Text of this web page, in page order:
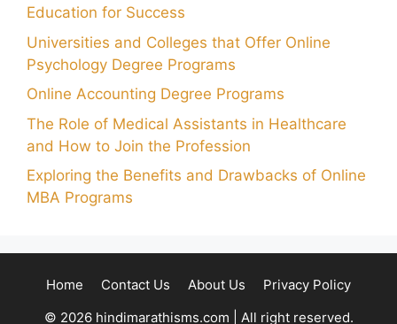
Education for Success
Universities and Colleges that Offer Online
Psychology Degree Programs
Online Accounting Degree Programs
The Role of Medical Assistants in Healthcare
and How to Join the Profession
Exploring the Benefits and Drawbacks of Online
MBA Programs
Home Contact Us About Us
Privacy Policy
© 2026 hindimarathisms.com | All right reserved.